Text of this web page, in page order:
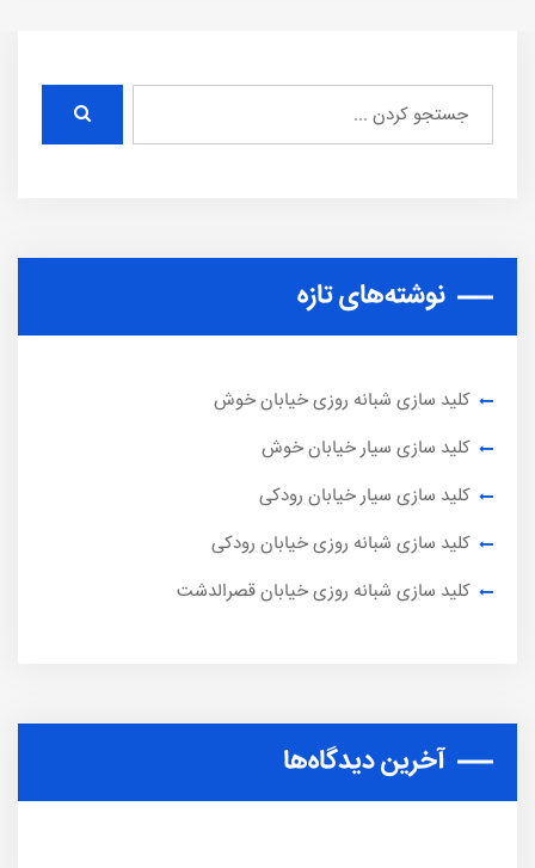
نوشته‌های تازه
کلید سازی شبانه روزی خیابان خوش
کلید سازی سیار خیابان خوش
کلید سازی سیار خیابان رودکی
کلید سازی شبانه روزی خیابان رودکی
کلید سازی شبانه روزی خیابان قصرالدشت
آخرین دیدگاه‌ها